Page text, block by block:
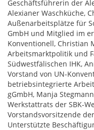
Geschäftsführerin der
Alexianer Waschküche,
Außenarbeitsplätze für
GmbH und Mitglied im
Konventionell, Christian
Arbeitsmarktpolitik und
Südwestfälischen IHK,
Vorstand von UN-
betriebsintegrierte
gGmbH, Manja
Werkstattrats der SBK-
Vorstandsvorsitzende
Unterstützte